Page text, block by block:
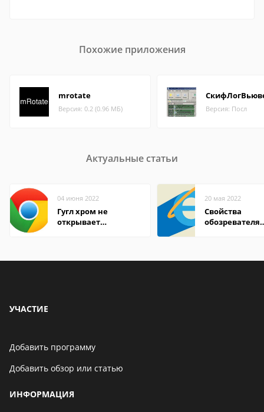
Похожие приложения
mrotate
Версия: 0.2 (0.96 МБ) Версия: Посл
Актуальные статьи
04 июня 2022
Гугл хром не
открывает
20 мая 2022
Свойства
обозревателя
УЧАСТИЕ
Добавить программу
Добавить обзор или статью
ИНФОРМАЦИЯ